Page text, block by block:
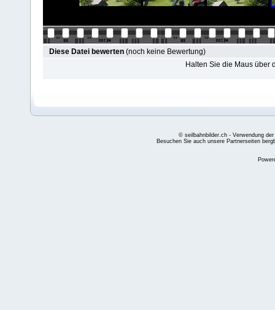
Diese Datei bewerten (noch keine Bewertung)
Halten Sie die Maus über
© seilbahnbilder.ch - Verwendung
Besuchen Sie auch unsere Partnerseiten